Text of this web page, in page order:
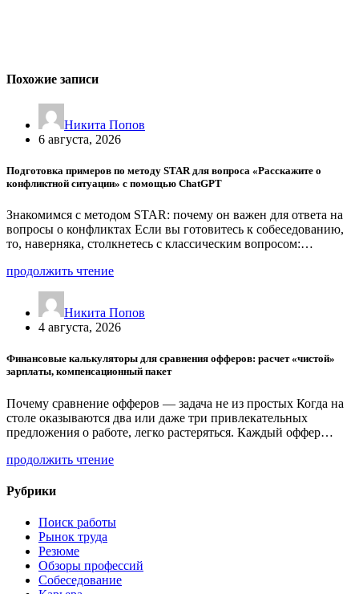
Похожие записи
Никита Попов
6 августа, 2026
Подготовка примеров по методу STAR для вопроса «Расскажите о
конфликтной ситуации» с помощью ChatGPT
Знакомимся с методом STAR: почему он важен для ответа на
вопросы о конфликтах Если вы готовитесь к собеседованию,
то, наверняка, столкнетесь с классическим вопросом:…
продолжить чтение
Никита Попов
4 августа, 2026
Финансовые калькуляторы для сравнения офферов: расчет «чистой»
зарплаты, компенсационный пакет
Почему сравнение офферов — задача не из простых Когда на
столе оказываются два или даже три привлекательных
предложения о работе, легко растеряться. Каждый оффер…
продолжить чтение
Рубрики
Поиск работы
Рынок труда
Резюме
Обзоры профессий
Собеседование